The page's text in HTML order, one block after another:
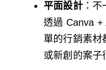
平面設計：不
透過 Canva +
單的行銷素材
或新創的案子